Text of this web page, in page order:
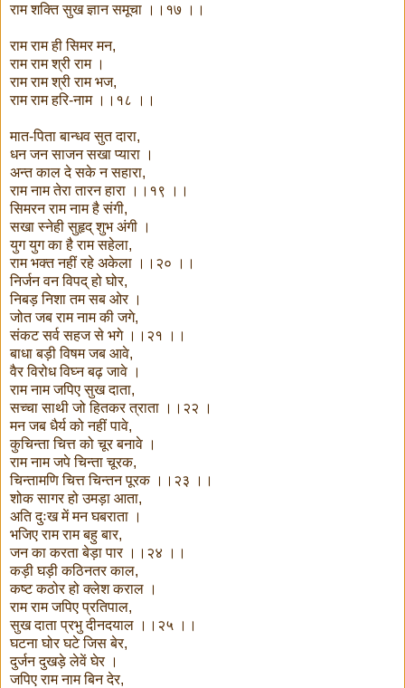
राम शक्ति सुख ज्ञान समूचा ।।१७ ।।
राम राम ही सिमर मन,
राम राम श्री राम ।
राम राम श्री राम भज,
राम राम हरि-नाम ।।१८ ।।
मात-पिता बान्धव सुत दारा,
धन जन साजन सखा प्यारा ।
अन्त काल दे सके न सहारा,
राम नाम तेरा तारन हारा ।।१९ ।।
सिमरन राम नाम है संगी,
सखा स्नेही सुहृद् शुभ अंगी ।
युग युग का है राम सहेला,
राम भक्त नहीं रहे अकेला ।।२० ।।
निर्जन वन विपद् हो घोर,
निबड़ निशा तम सब ओर ।
जोत जब राम नाम की जगे,
संकट सर्व सहज से भगे ।।२१ ।।
बाधा बड़ी विषम जब आवे,
वैर विरोध विघ्न बढ़ जावे ।
राम नाम जपिए सुख दाता,
सच्चा साथी जो हितकर त्राता ।।२२ ।
मन जब धैर्य को नहीं पावे,
कुचिन्ता चित्त को चूर बनावे ।
राम नाम जपे चिन्ता चूरक,
चिन्तामणि चित्त चिन्तन पूरक ।।२३ ।।
शोक सागर हो उमड़ा आता,
अति दुःख में मन घबराता ।
भजिए राम राम बहु बार,
जन का करता बेड़ा पार ।।२४ ।।
कड़ी घड़ी कठिनतर काल,
कष्ट कठोर हो क्लेश कराल ।
राम राम जपिए प्रतिपाल,
सुख दाता प्रभु दीनदयाल ।।२५ ।।
घटना घोर घटे जिस बेर,
दुर्जन दुखड़े लेवें घेर ।
जपिए राम नाम बिन देर,